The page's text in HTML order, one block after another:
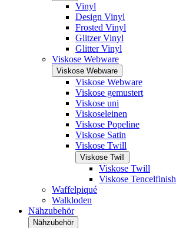
Vinyl
Design Vinyl
Frosted Vinyl
Glitzer Vinyl
Glitter Vinyl
Viskose Webware
Viskose Webware
Viskose Webware
Viskose gemustert
Viskose uni
Viskoseleinen
Viskose Popeline
Viskose Satin
Viskose Twill
Viskose Twill
Viskose Twill
Viskose Tencelfinish
Waffelpiqué
Walkloden
Nähzubehör
Nähzubehör